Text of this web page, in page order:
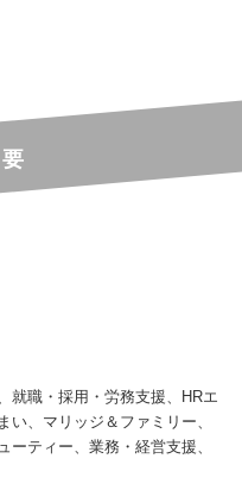
就職・採用・労務支援、HRエ
、マリッジ＆ファミリー、
ティー、業務・経営支援、